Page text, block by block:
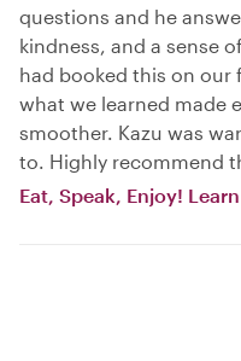
questions and he
kindness, and a sense
had booked this on our
what we learned made
smoother. Kazu was
to. Highly recommend
Eat, Speak, Enjoy!